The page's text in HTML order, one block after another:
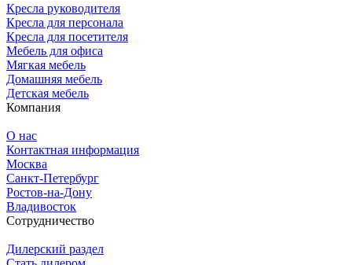
Кресла руководителя
Кресла для персонала
Кресла для посетителя
Мебель для офиса
Мягкая мебель
Домашняя мебель
Детская мебель
Компания
О нас
Контактная информация
Москва
Санкт-Петербург
Ростов-на-Дону
Владивосток
Сотрудничество
Дилерский раздел